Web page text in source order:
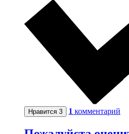
Нравится 3 1 комментарий